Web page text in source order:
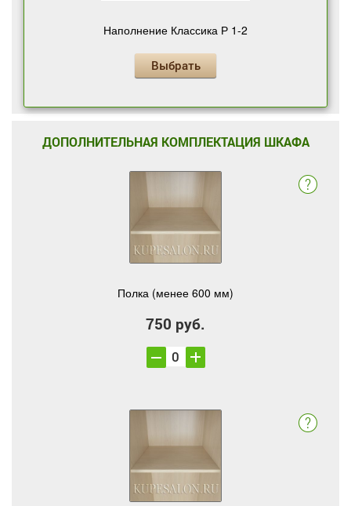
Наполнение Классика Р 1-2
Выбрать
ДОПОЛНИТЕЛЬНАЯ КОМПЛЕКТАЦИЯ ШКАФА
Полка (менее 600 мм)
750 руб.